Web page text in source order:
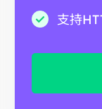
支持